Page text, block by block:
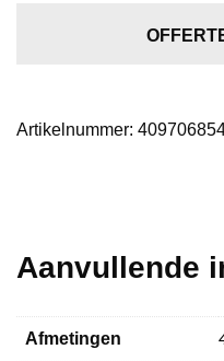
Artikelnummer:
Aanvullende
Afmetingen